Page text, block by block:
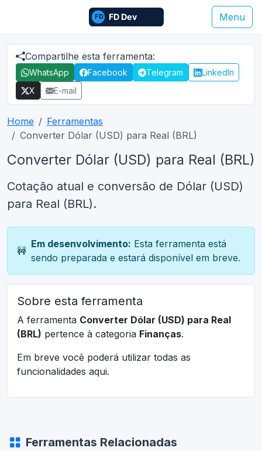
Menu
Compartilhe esta ferramenta:
WhatsApp Facebook Telegram
LinkedIn
X
E-mail
Home
Ferramentas
Converter Dólar (USD) para Real (BRL)
Converter Dólar (USD) para Real (BRL)
Cotação atual e conversão de Dólar (USD)
para Real (BRL).
🚧
Em desenvolvimento: Esta ferramenta está
sendo preparada e estará disponível em breve.
Sobre esta ferramenta
A ferramenta Converter Dólar (USD) para Real
(BRL) pertence à categoria Finanças.
Em breve você poderá utilizar todas as
funcionalidades aqui.
Ferramentas Relacionadas